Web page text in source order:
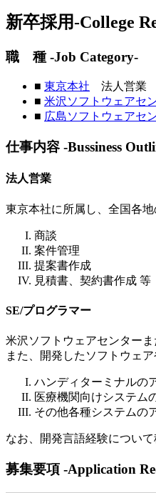
新卒採用-College
職 種 -Job Category-
■ 東京本社 法人営業
■ 米沢ソフトウェアセ
■ 広島ソフトウェアセ
仕事内容 -Bussiness
法人営業
東京本社に所属し、全国各
商談
案件管理
提案書作成
見積書、契約書作成 等
SE/プログラマー
米沢ソフトウェアセンター
また、開発したソフトウェ
ハンディターミナルの
医療機関向けシステム
その他各種システムの
なお、開発言語経験につい
募集要項 -Application